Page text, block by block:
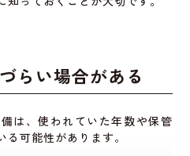
る物件なら、 行政の確認や許
らい場合がある
は、使われていた年数や保管
可能性があります。